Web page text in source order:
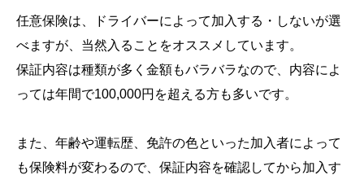
任意保険は、ドライバーによって加入する・しないが選
べますが、当然入ることをオススメしています。
保証内容は種類が多く金額もバラバラなので、内容によ
っては年間で100,000円を超える方も多いです。
また、年齢や運転歴、免許の色といった加入者によって
も保険料が変わるので、保証内容を確認してから加入す